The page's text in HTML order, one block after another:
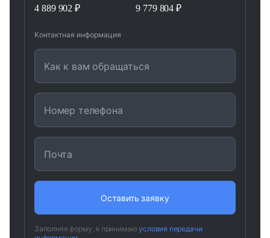
4 889 902 ₽ 9 779 804 ₽
Контактная информация
Как к вам обращаться
Номер телефона
Почта
Заполняя форму, я принимаюусловия передачи